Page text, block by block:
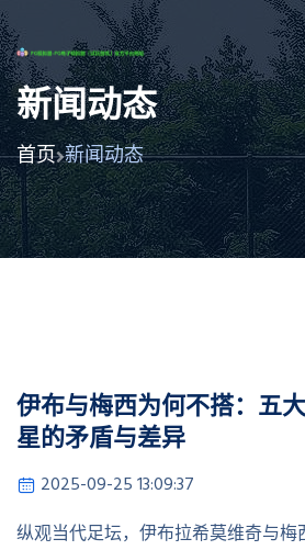
新闻动态
首页 新闻动态
伊布与梅西为何不搭：五
星的矛盾与差异
2025-09-25 13:09:37
纵观当代足坛，伊布拉希莫维奇与